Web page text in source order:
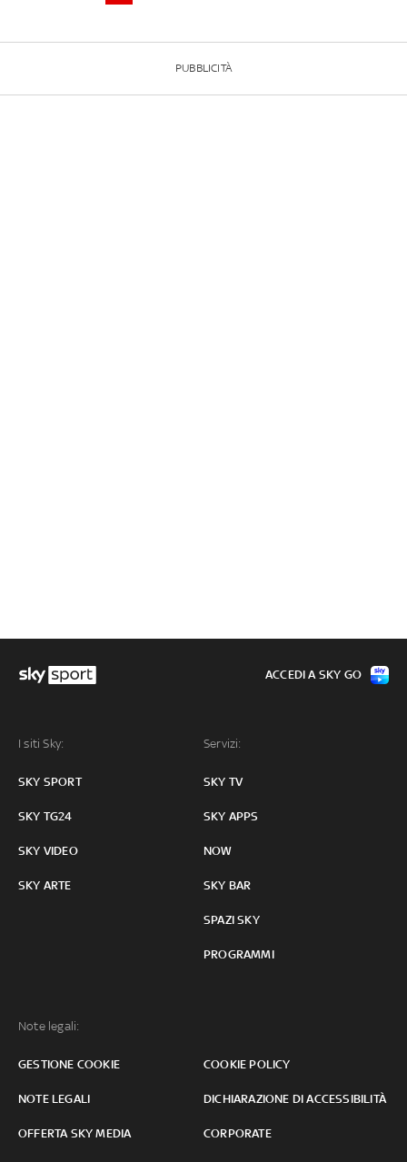
PUBBLICITÀ
I siti Sky:
SKY SPORT
SKY TG24
SKY VIDEO
SKY ARTE
Servizi:
SKY TV
SKY APPS
NOW
SKY BAR
SPAZI SKY
PROGRAMMI
Note legali:
GESTIONE COOKIE COOKIE POLICY
NOTE LEGALI DICHIARAZIONE DI ACCESSIBILITÀ
OFFERTA SKY MEDIA CORPORATE
ACCEDI A SKY GO